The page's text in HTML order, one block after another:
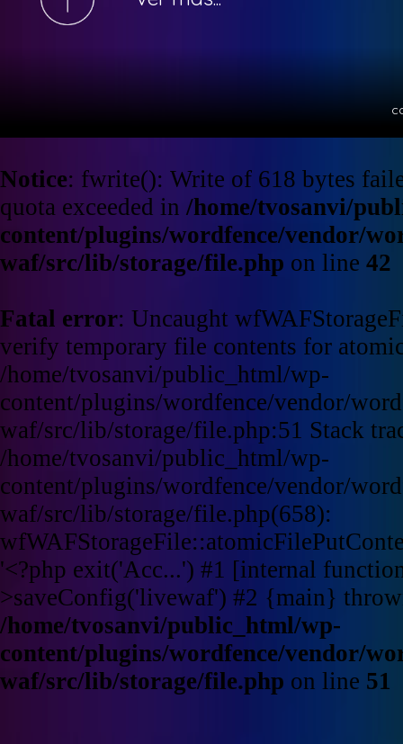
Notice: fwrite(): Write of 618 bytes
quota exceeded in /home/tvosanvi/
content/plugins/wordfence/vendor/
waf/src/lib/storage/file.php on line 42
Fatal error: Uncaught
verify temporary file contents for
/home/tvosanvi/public_html/wp-
content/plugins/wordfence/vendor/
waf/src/lib/storage/file.php:51 Stack
/home/tvosanvi/public_html/wp-
content/plugins/wordfence/vendor/
waf/src/lib/storage/file.php(658):
'<?php exit('Acc...') #1 [internal
>saveConfig('livewaf') #2 {main}
/home/tvosanvi/public_html/wp-
content/plugins/wordfence/vendor/
waf/src/lib/storage/file.php on line 51